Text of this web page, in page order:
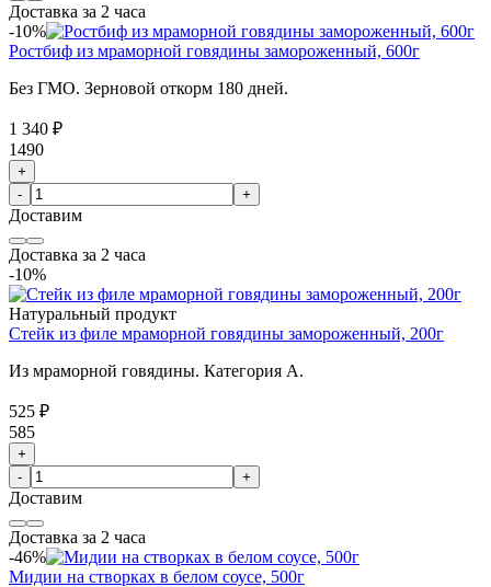
Доставка за 2 часа
-10%
Ростбиф из мраморной говядины замороженный, 600г
Без ГМО. Зерновой откорм 180 дней.
1 340 ₽
1490
+
-
+
Доставим
Доставка за 2 часа
-10%
Натуральный продукт
Стейк из филе мраморной говядины замороженный, 200г
Из мраморной говядины. Категория А.
525 ₽
585
+
-
+
Доставим
Доставка за 2 часа
-46%
Мидии на створках в белом соусе, 500г